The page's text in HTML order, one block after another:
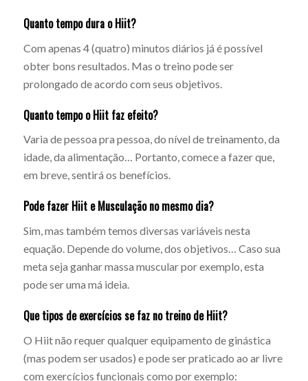
Quanto tempo dura o Hiit?
Com apenas 4 (quatro) minutos diários já é possível
obter bons resultados. Mas o treino pode ser
prolongado de acordo com seus objetivos.
Quanto tempo o Hiit faz efeito?
Varia de pessoa pra pessoa, do nível de treinamento, da
idade, da alimentação… Portanto, comece a fazer que,
em breve, sentirá os benefícios.
Pode fazer Hiit e Musculação no mesmo dia?
Sim, mas também temos diversas variáveis nesta
equação. Depende do volume, dos objetivos… Caso sua
meta seja ganhar massa muscular por exemplo, esta
pode ser uma má ideia.
Que tipos de exercícios se faz no treino de Hiit?
O Hiit não requer qualquer equipamento de ginástica
(mas podem ser usados) e pode ser praticado ao ar livre
com exercícios funcionais como por exemplo: